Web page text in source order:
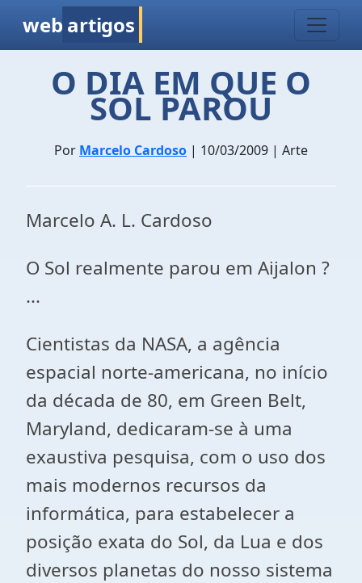
web artigos
O DIA EM QUE O
SOL PAROU
Por Marcelo Cardoso | 10/03/2009 | Arte
Marcelo A. L. Cardoso
O Sol realmente parou em Aijalon ?
...
Cientistas da NASA, a agência
espacial norte-americana, no início
da década de 80, em Green Belt,
Maryland, dedicaram-se à uma
exaustiva pesquisa, com o uso dos
mais modernos recursos da
informática, para estabelecer a
posição exata do Sol, da Lua e dos
diversos planetas do nosso sistema